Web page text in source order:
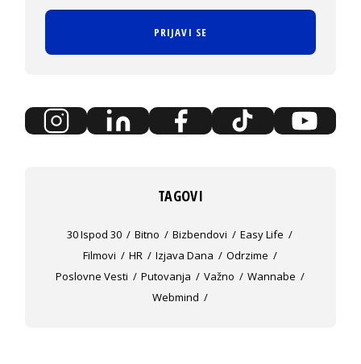
PRIJAVI SE
TAGOVI
30 Ispod 30 Bitno Bizbendovi
Easy Life
Filmovi
HR Izjava Dana
Odrzime
Poslovne Vesti
Putovanja Važno
Wannabe
Webmind